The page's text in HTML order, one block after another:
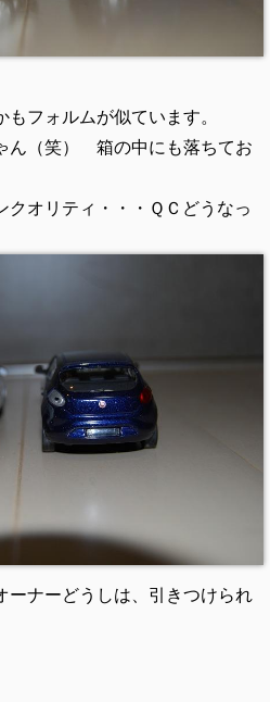
フォルムが似ています。
ん（笑） 箱の中にも落ちてお
クオリティ・・・ＱＣどうなっ
ーナーどうしは、引きつけられ